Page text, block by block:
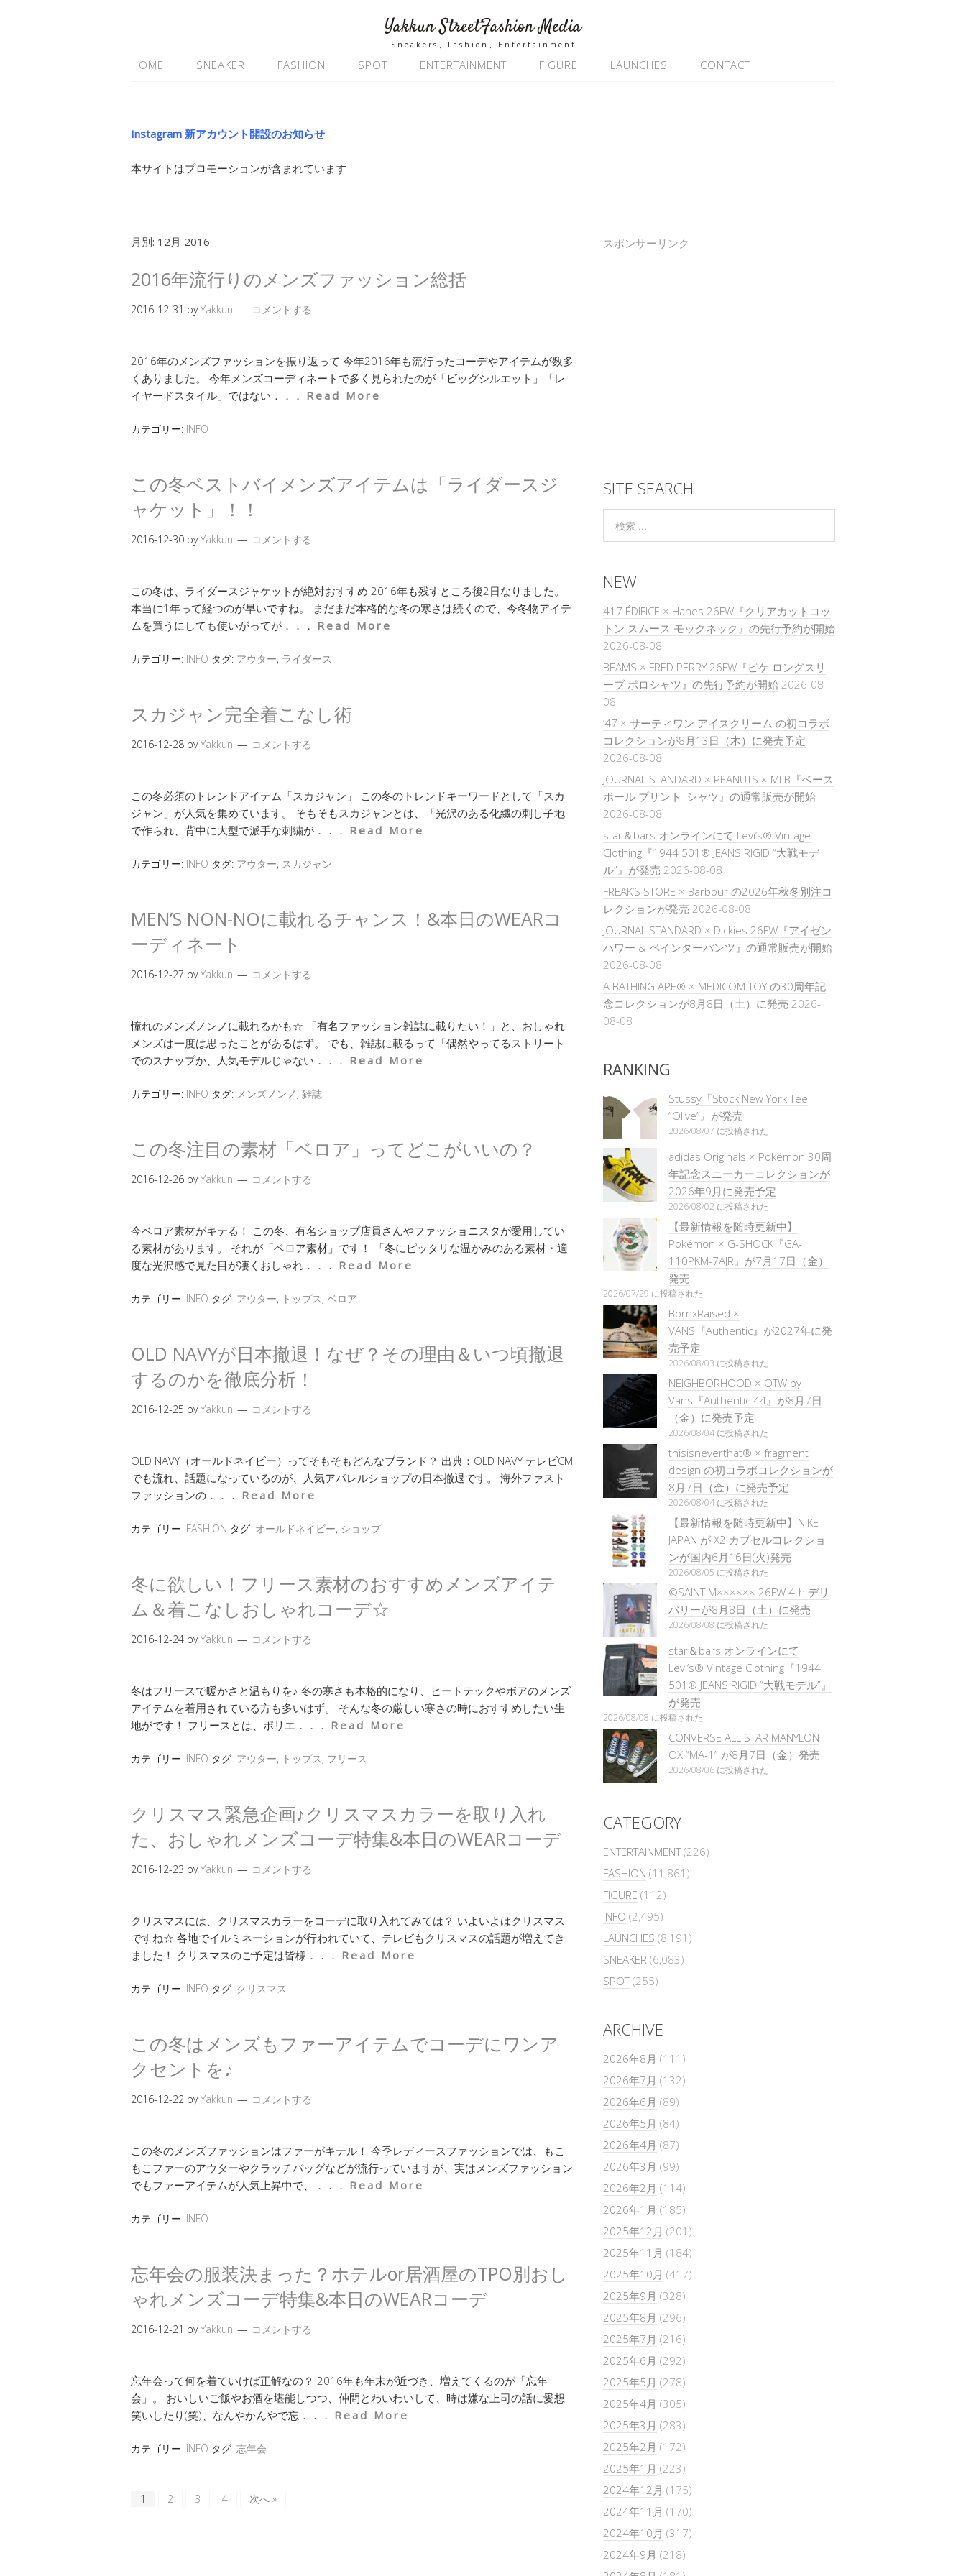
Yakkun StreetFashion Media
Sneakers、Fashion、Entertainment ..
HOME SNEAKER FASHION SPOT ENTERTAINMENT FIGURE LAUNCHES CONTACT
Instagram 新アカウント開設のお知らせ
本サイトはプロモーションが含まれています
月別: 12月 2016
2016年流行りのメンズファッション総括
2016-12-31 byYakkun コメントする
2016年のメンズファッションを振り返って 今年2016年も流行ったコーデやアイテムが数多
くありました。 今年メンズコーディネートで多く見られたのが「ビッグシルエット」「レ
イヤードスタイル」ではない．．． Read More
カテゴリー: INFO
この冬ベストバイメンズアイテムは「ライダースジ
ャケット」！！
2016-12-30 byYakkun コメントする
この冬は、ライダースジャケットが絶対おすすめ 2016年も残すところ後2日なりました。
本当に1年って経つのが早いですね。 まだまだ本格的な冬の寒さは続くので、今冬物アイテ
ムを買うにしても使いがってが．．． Read More
カテゴリー: INFO タグ: アウター, ライダース
スカジャン完全着こなし術
2016-12-28 byYakkun コメントする
この冬必須のトレンドアイテム「スカジャン」 この冬のトレンドキーワードとして「スカ
ジャン」が人気を集めています。 そもそもスカジャンとは、「光沢のある化繊の刺し子地
で作られ、背中に大型で派手な刺繍が．．． Read More
カテゴリー: INFO タグ: アウター, スカジャン
MEN’S NON-NOに載れるチャンス！&本日のWEARコ
ーディネート
2016-12-27 byYakkun コメントする
憧れのメンズノンノに載れるかも☆ 「有名ファッション雑誌に載りたい！」と、おしゃれ
メンズは一度は思ったことがあるはず。 でも、雑誌に載るって「偶然やってるストリート
でのスナップか、人気モデルじゃない．．． Read More
カテゴリー: INFO タグ: メンズノンノ , 雑誌
この冬注目の素材「ベロア」ってどこがいいの？
2016-12-26 byYakkun コメントする
今ベロア素材がキテる！ この冬、有名ショップ店員さんやファッショニスタが愛用してい
る素材があります。 それが「ベロア素材」です！ 「冬にピッタリな温かみのある素材・適
度な光沢感で見た目が凄くおしゃれ．．． Read More
カテゴリー: INFO タグ: アウター, トップス, ベロア
OLD NAVYが日本撤退！なぜ？その理由＆いつ頃撤退
するのかを徹底分析！
2016-12-25 byYakkun コメントする
OLD NAVY（オールドネイビー）ってそもそもどんなブランド？ 出典：OLD NAVY テレビCM
でも流れ、話題になっているのが、人気アパレルショップの日本撤退です。 海外ファスト
ファッションの．．． Read More
カテゴリー: FASHION タグ: オールドネイビー, ショップ
冬に欲しい！フリース素材のおすすめメンズアイテ
ム＆着こなしおしゃれコーデ☆
2016-12-24 byYakkun コメントする
冬はフリースで暖かさと温もりを♪ 冬の寒さも本格的になり、ヒートテックやボアのメンズ
アイテムを着用されている方も多いはず。 そんな冬の厳しい寒さの時におすすめしたい生
地がです！ フリースとは、ポリエ．．． Read More
カテゴリー: INFO タグ: アウター, トップス, フリース
クリスマス緊急企画♪クリスマスカラーを取り入れ
た、おしゃれメンズコーデ特集&本日のWEARコーデ
2016-12-23 byYakkun コメントする
クリスマスには、クリスマスカラーをコーデに取り入れてみては？ いよいよはクリスマス
ですね☆ 各地でイルミネーションが行われていて、テレビもクリスマスの話題が増えてき
ました！ クリスマスのご予定は皆様．．． Read More
カテゴリー: INFO タグ: クリスマス
この冬はメンズもファーアイテムでコーデにワンア
クセントを♪
2016-12-22 byYakkun コメントする
この冬のメンズファッションはファーがキテル！ 今季レディースファッションでは、もこ
もこファーのアウターやクラッチバッグなどが流行っていますが、実はメンズファッション
でもファーアイテムが人気上昇中で、．．． Read More
カテゴリー: INFO
忘年会の服装決まった？ホテルor居酒屋のTPO別おし
ゃれメンズコーデ特集&本日のWEARコーデ
2016-12-21 byYakkun コメントする
忘年会って何を着ていけば正解なの？ 2016年も年末が近づき、増えてくるのが「忘年
会」。 おいしいご飯やお酒を堪能しつつ、仲間とわいわいして、時は嫌な上司の話に愛想
笑いしたり(笑)、なんやかんやで忘．．． Read More
カテゴリー: INFO タグ: 忘年会
1 2 3 4 次へ »
スポンサーリンク
SITE SEARCH
NEW
417 ÉDIFICE × Hanes 26FW『クリアカットコッ
トン スムース モックネック』の先行予約が開始
2026-08-08
BEAMS × FRED PERRY 26FW『ピケ ロングスリ
ーブ ポロシャツ』の先行予約が開始 2026-08-
08
’47 × サーティワン アイスクリーム の初コラボ
コレクションが8月13日（木）に発売予定
2026-08-08
JOURNAL STANDARD × PEANUTS × MLB『ベース
ボール プリントTシャツ』の通常販売が開始
2026-08-08
star＆bars オンラインにて Levi’s® Vintage
Clothing『1944 501® JEANS RIGID “大戦モデ
ル”』が発売 2026-08-08
FREAK’S STORE × Barbour の2026年秋冬別注コ
レクションが発売 2026-08-08
JOURNAL STANDARD × Dickies 26FW『アイゼン
ハワー & ペインターパンツ』の通常販売が開始
2026-08-08
A BATHING APE® × MEDICOM TOY の30周年記
念コレクションが8月8日（土）に発売 2026-
08-08
RANKING
Stüssy『Stock New York Tee
“Olive”』が発売
2026/08/07 に投稿された
adidas Originals × Pokémon 30周
年記念スニーカーコレクションが
2026年9月に発売予定
2026/08/02 に投稿された
【最新情報を随時更新中】
Pokémon × G-SHOCK『GA-
110PKM-7AJR』が7月17日（金）
発売
2026/07/29 に投稿された
BornxRaised ×
VANS『Authentic』が2027年に発
売予定
2026/08/03 に投稿された
NEIGHBORHOOD × OTW by
Vans『Authentic 44』が8月7日
（金）に発売予定
2026/08/04 に投稿された
thisisneverthat® × fragment
design の初コラボコレクションが
8月7日（金）に発売予定
2026/08/04 に投稿された
【最新情報を随時更新中】NIKE
JAPAN が X2 カプセルコレクショ
ンが国内6月16日(火)発売
2026/08/05 に投稿された
©SAINT M×××××× 26FW 4th デリ
バリーが8月8日（土）に発売
2026/08/08 に投稿された
star＆bars オンラインにて
Levi’s® Vintage Clothing『1944
501® JEANS RIGID “大戦モデル”』
が発売
2026/08/08 に投稿された
CONVERSE ALL STAR MANYLON
OX “MA-1” が8月7日（金）発売
2026/08/06 に投稿された
CATEGORY
ENTERTAINMENT(226)
FASHION (11,861)
FIGURE (112)
INFO (2,495)
LAUNCHES (8,191)
SNEAKER (6,083)
SPOT(255)
ARCHIVE
2026年8月 (111)
2026年7月 (132)
2026年6月 (89)
2026年5月 (84)
2026年4月 (87)
2026年3月 (99)
2026年2月 (114)
2026年1月 (185)
2025年12月 (201)
2025年11月 (184)
2025年10月 (417)
2025年9月 (328)
2025年8月 (296)
2025年7月 (216)
2025年6月 (292)
2025年5月 (278)
2025年4月 (305)
2025年3月 (283)
2025年2月 (172)
2025年1月 (223)
2024年12月 (175)
2024年11月 (170)
2024年10月 (317)
2024年9月 (218)